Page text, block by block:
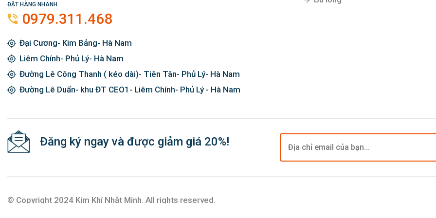
ĐẶT HÀNG NHANH
0979.311.468
Đại Cương- Kim Bảng- Hà Nam
Liêm Chính- Phủ Lý- Hà Nam
Đường Lê Công Thanh ( kéo dài)- Tiên Tân- Phủ Lý- Hà Nam
Đường Lê Duẩn- khu ĐT CEO1- Liêm Chính- Phủ Lý - Hà Nam
Đăng ký ngay và được giảm giá 20%!
© Copyright 2024 Kim Khí Nhật Minh. All rights reserved.